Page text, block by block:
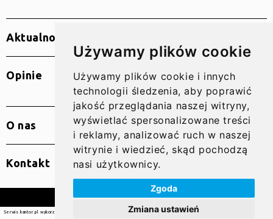
Używamy plików cookie
Używamy plików cookie i innych
technologii śledzenia, aby poprawić
jakość przeglądania naszej witryny,
wyświetlać spersonalizowane treści
i reklamy, analizować ruch w naszej
witrynie i wiedzieć, skąd pochodzą
nasi użytkownicy.
Zgoda
Zmiana ustawień
Aktualności
Opinie
O nas
Kontakt
© 2010 – 2026 SUPER GRUPA PL Sp. z o.o.
Serwis kantor.pl wykorzystuje pliki cookies. Użytkowanie serwisu oznacza zgodę na wykorzystywanie plików cookie. Więcej